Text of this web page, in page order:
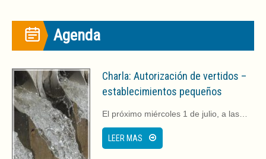
Agenda
Charla: Autorización de vertidos –
establecimientos pequeños
El próximo miércoles 1 de julio, a las…
LEER MAS